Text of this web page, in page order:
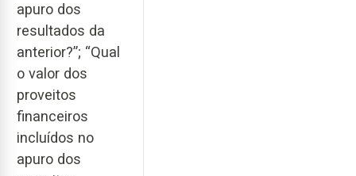
apuro dos
resultados da
anterior?”; “Qual
o valor dos
proveitos
financeiros
incluídos no
apuro dos